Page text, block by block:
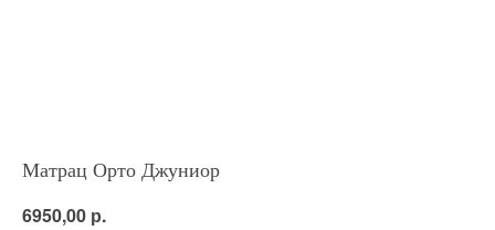
Матрац Орто Джуниор
6950,00 р.